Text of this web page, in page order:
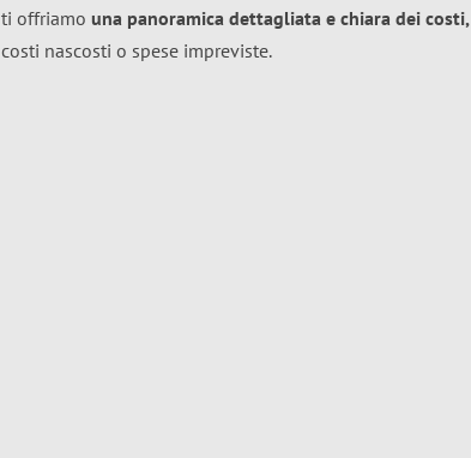
ti offriamo una panoramica dettagliata e chiara dei costi,
costi nascosti o spese impreviste.